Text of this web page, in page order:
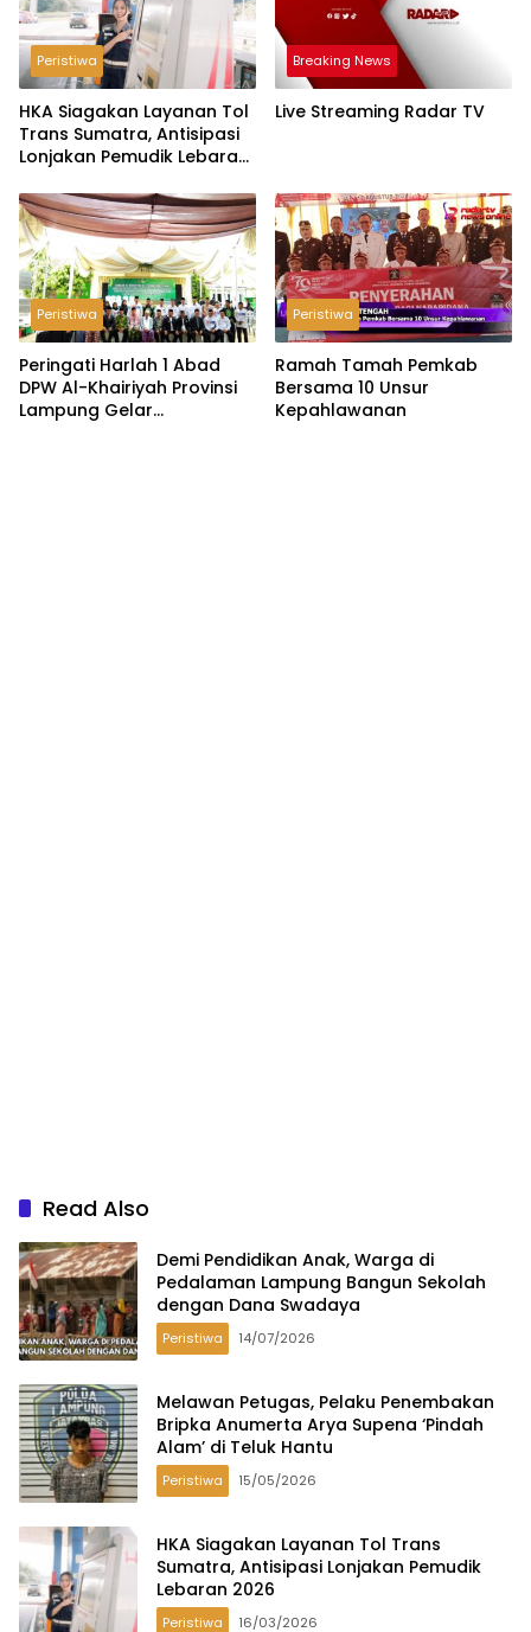
Peristiwa
HKA Siagakan Layanan Tol
Trans Sumatra, Antisipasi
Lonjakan Pemudik Lebaran
Breaking News
Live Streaming Radar TV
Peristiwa
Peringati Harlah 1 Abad
DPW Al-Khairiyah Provinsi
Lampung Gelar
Peristiwa
Ramah Tamah Pemkab
Bersama 10 Unsur
Kepahlawanan
Read Also
Demi Pendidikan Anak, Warga di
Pedalaman Lampung Bangun Sekolah
dengan Dana Swadaya
Peristiwa 14/07/2026
Melawan Petugas, Pelaku Penembakan
Bripka Anumerta Arya Supena ‘Pindah
Alam’ di Teluk Hantu
Peristiwa 15/05/2026
HKA Siagakan Layanan Tol Trans
Sumatra, Antisipasi Lonjakan Pemudik
Lebaran 2026
Peristiwa 16/03/2026